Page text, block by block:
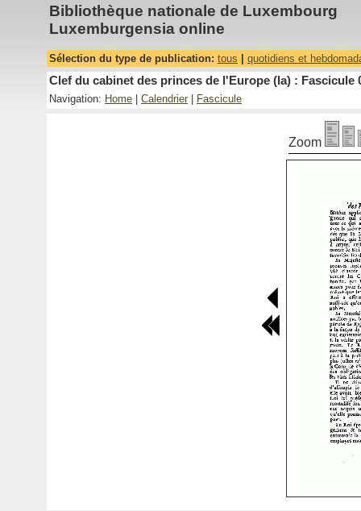
Bibliothèque nationale de Luxembourg
Luxemburgensia online
Sélection du type de publication: tous quotidiens et
Clef du cabinet des princes de l'Europe (la) : Fascicule
Navigation: Home Calendrier Fascicule
Zoom